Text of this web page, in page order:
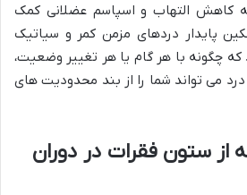
کاهش التهاب و اسپاسم عضلانی کمک
پایدار دردهای مزمن کمر و سیاتیک
چگونه با هر گام یا هر تغییر وضعیت،
می تواند شما را از بند محدودیت های
از ستون فقرات در دوران